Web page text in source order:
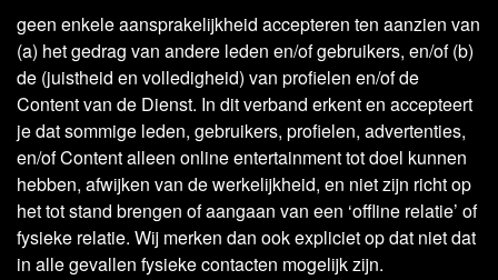
geen enkele aansprakelijkheid accepteren ten aanzien van
(a) het gedrag van andere leden en/of gebruikers, en/of (b)
de (juistheid en volledigheid) van profielen en/of de
Content van de Dienst. In dit verband erkent en accepteert
je dat sommige leden, gebruikers, profielen, advertenties,
en/of Content alleen online entertainment tot doel kunnen
hebben, afwijken van de werkelijkheid, en niet zijn richt op
het tot stand brengen of aangaan van een ‘offline relatie’ of
fysieke relatie. Wij merken dan ook expliciet op dat niet dat
in alle gevallen fysieke contacten mogelijk zijn.